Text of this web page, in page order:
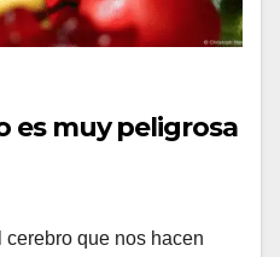
es muy peligrosa
cerebro que nos hacen